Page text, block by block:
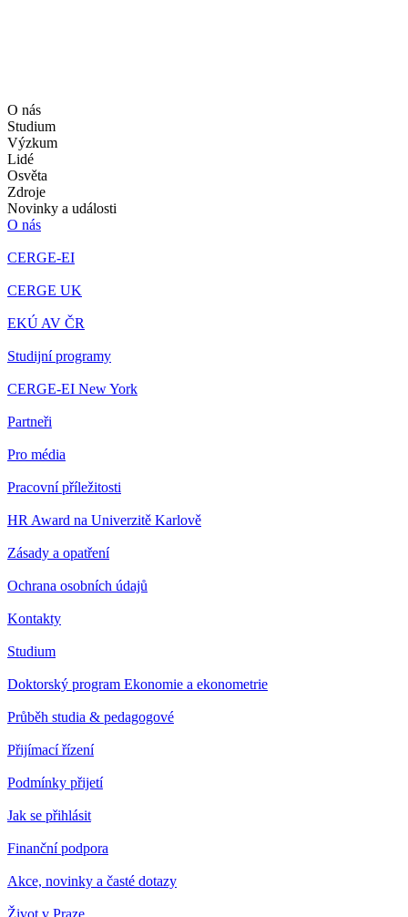
O nás
Studium
Výzkum
Lidé
Osvěta
Zdroje
Novinky a události
O nás
CERGE-EI
CERGE UK
EKÚ AV ČR
Studijní programy
CERGE-EI New York
Partneři
Pro média
Pracovní příležitosti
HR Award na Univerzitě Karlově
Zásady a opatření
Ochrana osobních údajů
Kontakty
Studium
Doktorský program Ekonomie a ekonometrie
Průběh studia & pedagogové
Přijímací řízení
Podmínky přijetí
Jak se přihlásit
Finanční podpora
Akce, novinky a časté dotazy
Život v Praze